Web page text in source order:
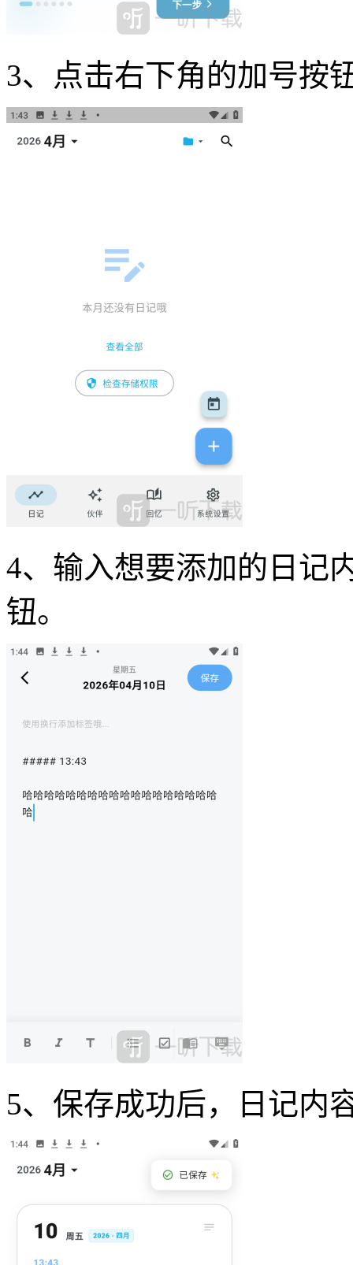
3、点击右下角的加号按
4、输入想要添加的日记
钮。
5、保存成功后，日记内